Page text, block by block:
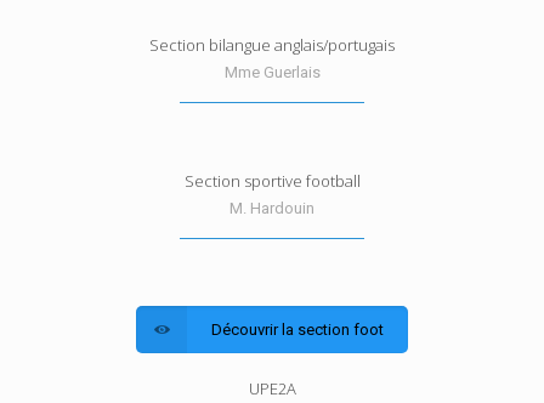
Section bilangue anglais/portugais
Mme Guerlais
Section sportive football
M. Hardouin
Découvrir la section foot
UPE2A